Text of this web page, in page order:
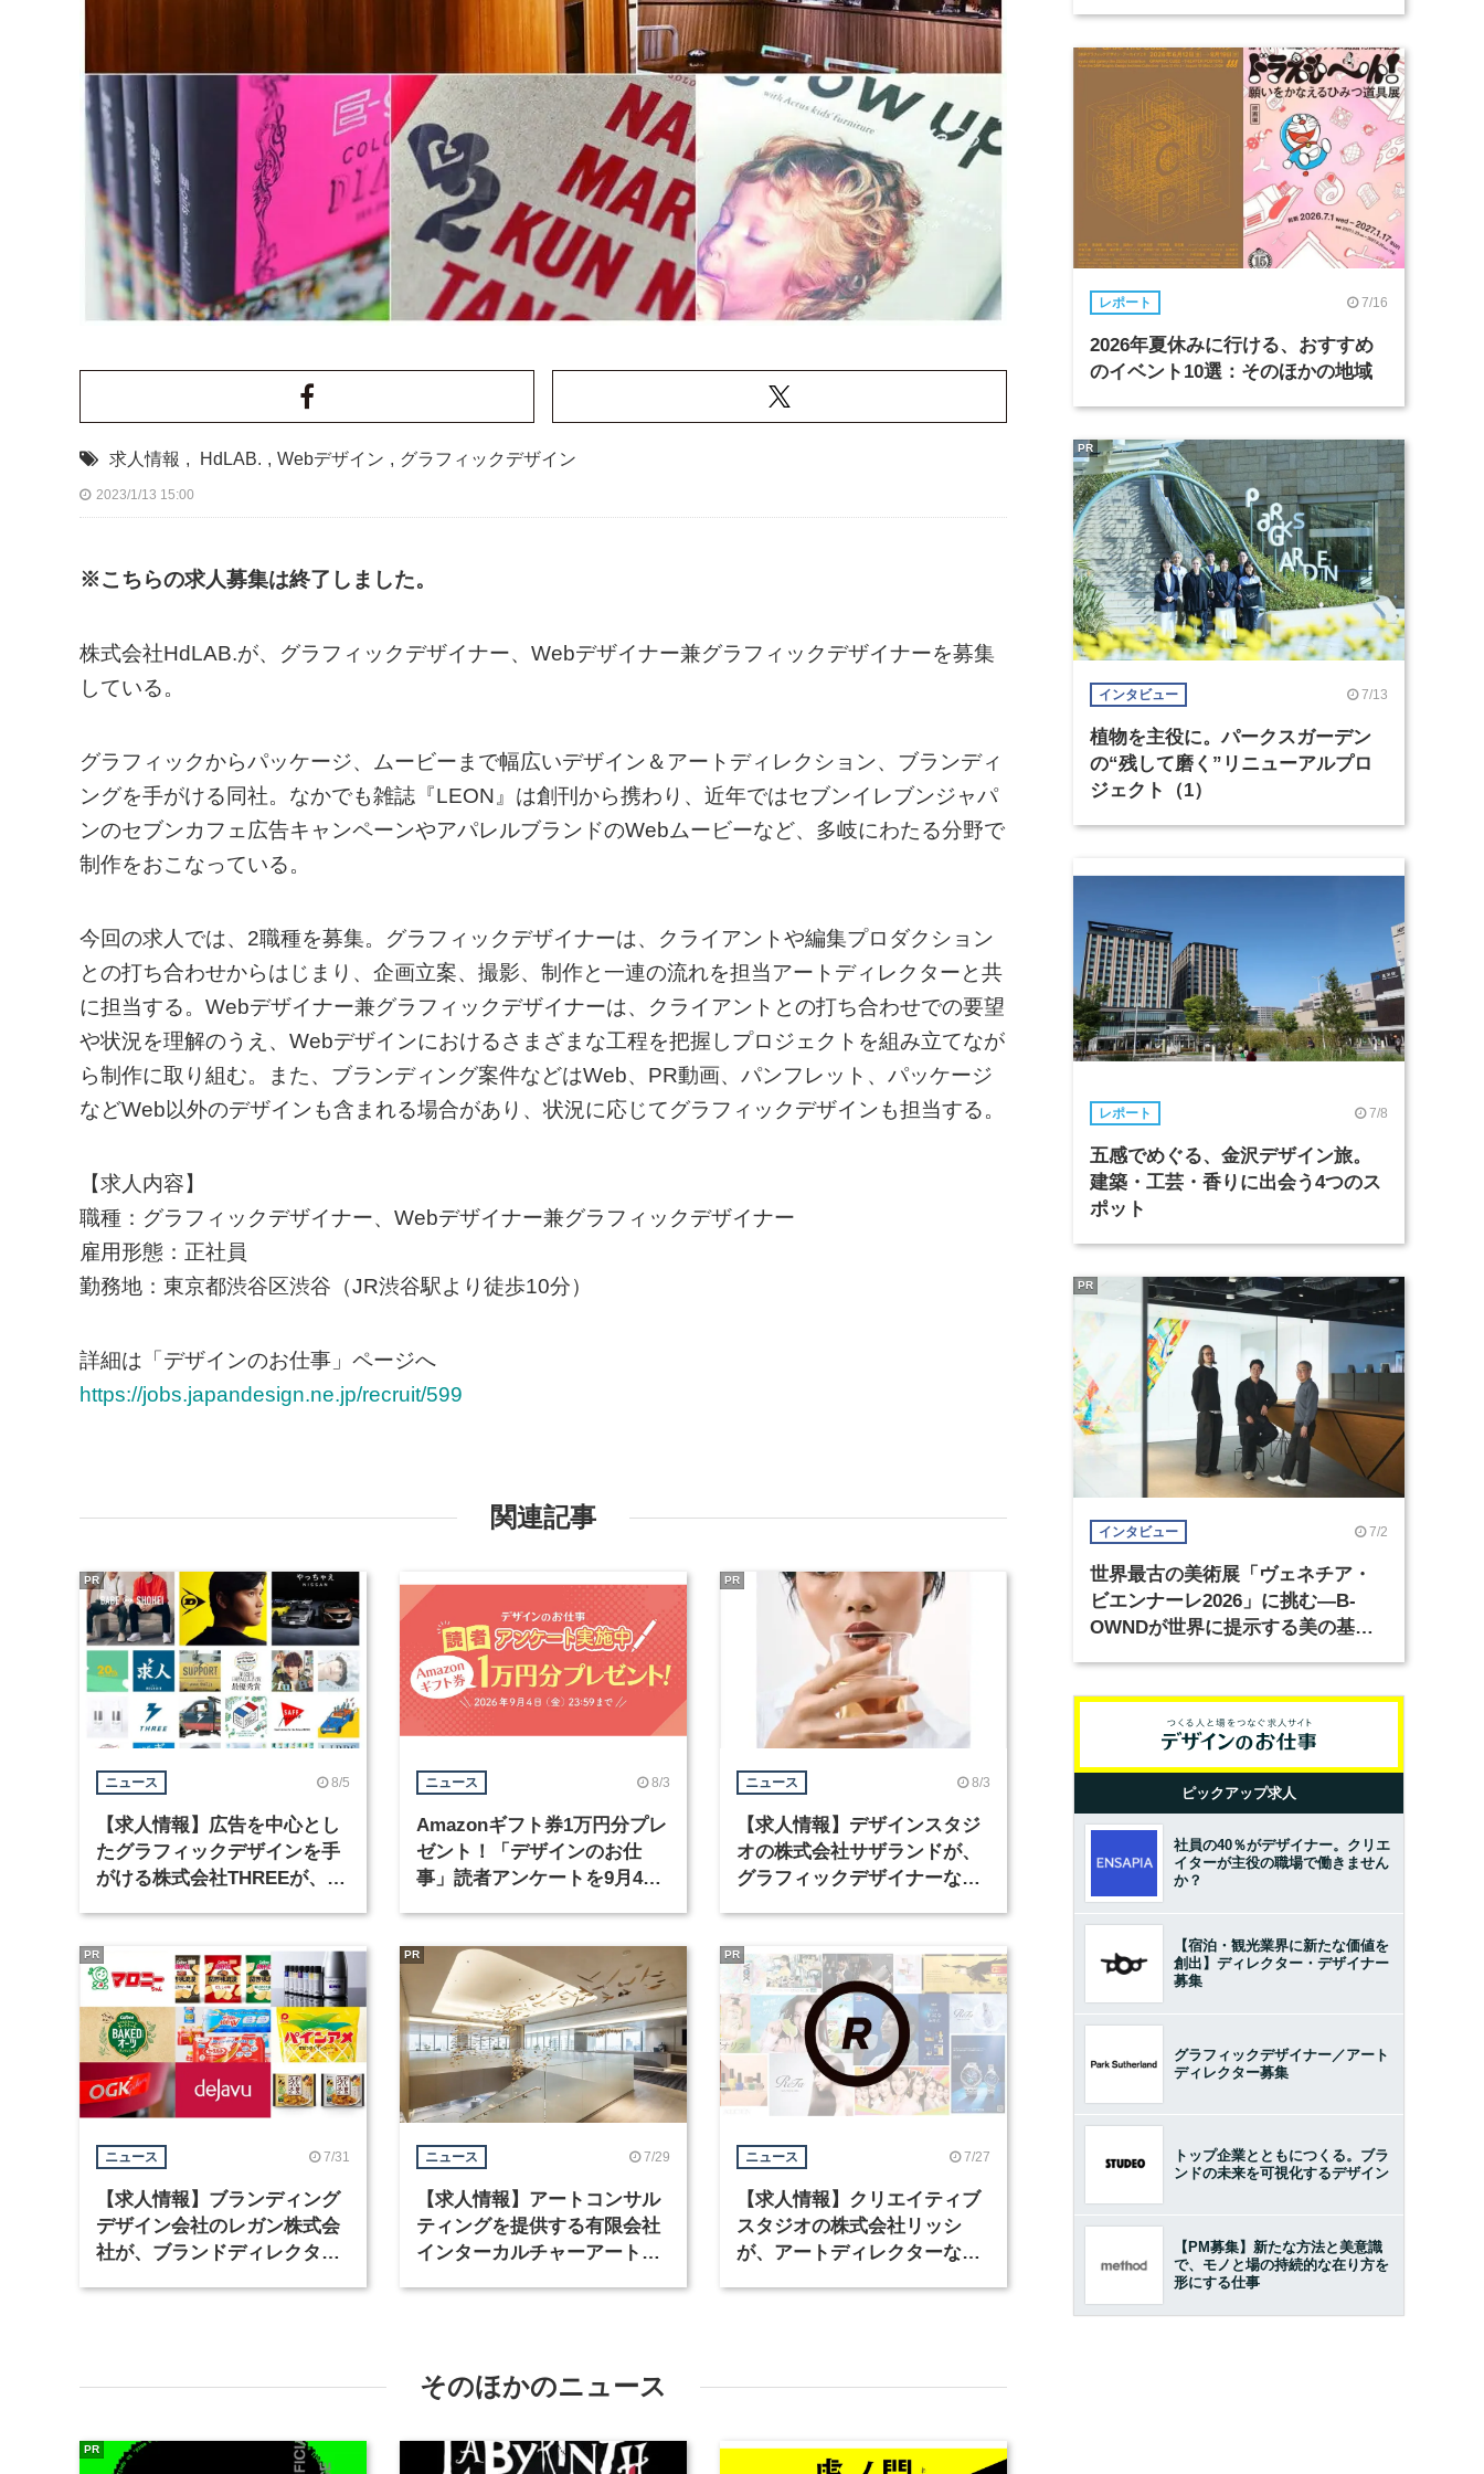
求人情報 , HdLAB. , Webデザイン , グラフィックデザイン
2023/1/13 15:00
※こちらの求人募集は終了しました。
株式会社HdLAB.が、グラフィックデザイナー、Webデザイナー兼グラフィックデザイナーを募集
している。
グラフィックからパッケージ、ムービーまで幅広いデザイン＆アートディレクション、ブランディ
ングを手がける同社。なかでも雑誌『LEON』は創刊から携わり、近年ではセブンイレブンジャパ
ンのセブンカフェ広告キャンペーンやアパレルブランドのWebムービーなど、多岐にわたる分野で
制作をおこなっている。
今回の求人では、2職種を募集。グラフィックデザイナーは、クライアントや編集プロダクション
との打ち合わせからはじまり、企画立案、撮影、制作と一連の流れを担当アートディレクターと共
に担当する。Webデザイナー兼グラフィックデザイナーは、クライアントとの打ち合わせでの要望
や状況を理解のうえ、Webデザインにおけるさまざまな工程を把握しプロジェクトを組み立てなが
ら制作に取り組む。また、ブランディング案件などはWeb、PR動画、パンフレット、パッケージ
などWeb以外のデザインも含まれる場合があり、状況に応じてグラフィックデザインも担当する。
【求人内容】
職種：グラフィックデザイナー、Webデザイナー兼グラフィックデザイナー
雇用形態：正社員
勤務地：東京都渋谷区渋谷（JR渋谷駅より徒歩10分）
詳細は「デザインのお仕事」ページへ
https://jobs.japandesign.ne.jp/recruit/599
関連記事
ニュース 8/5
【求人情報】広告を中心とし
たグラフィックデザインを手
がける株式会社THREEが、グ
PR
ニュース 8/3
Amazonギフト券1万円分プレ
ゼント！「デザインのお仕
事」読者アンケートを9月4日
ニュース 8/3
【求人情報】デザインスタジ
オの株式会社サザランドが、
グラフィックデザイナーなど2
PR
ニュース 7/31
【求人情報】ブランディング
デザイン会社のレガン株式会
社が、ブランドディレクター
PR
ニュース 7/29
【求人情報】アートコンサル
ティングを提供する有限会社
インターカルチャーアート
PR
ニュース 7/27
【求人情報】クリエイティブ
スタジオの株式会社リッシ
が、アートディレクターなど2
PR
そのほかのニュース
PR
レポート 7/16
2026年夏休みに行ける、おすすめ
のイベント10選：そのほかの地域
インタビュー 7/13
植物を主役に。パークスガーデン
の“残して磨く”リニューアルプロ
ジェクト（1）
PR
レポート 7/8
五感でめぐる、金沢デザイン旅。
建築・工芸・香りに出会う4つのス
ポット
インタビュー 7/2
世界最古の美術展「ヴェネチア・
ビエンナーレ2026」に挑む―B-
OWNDが世界に提示する美の基準
PR
ピックアップ求人
社員の40％がデザイナー。クリエ
イターが主役の職場で働きません
か？
【宿泊・観光業界に新たな価値を
創出】ディレクター・デザイナー
募集
グラフィックデザイナー／アート
ディレクター募集
トップ企業とともにつくる。ブラ
ンドの未来を可視化するデザイン
【PM募集】新たな方法と美意識
で、モノと場の持続的な在り方を
形にする仕事